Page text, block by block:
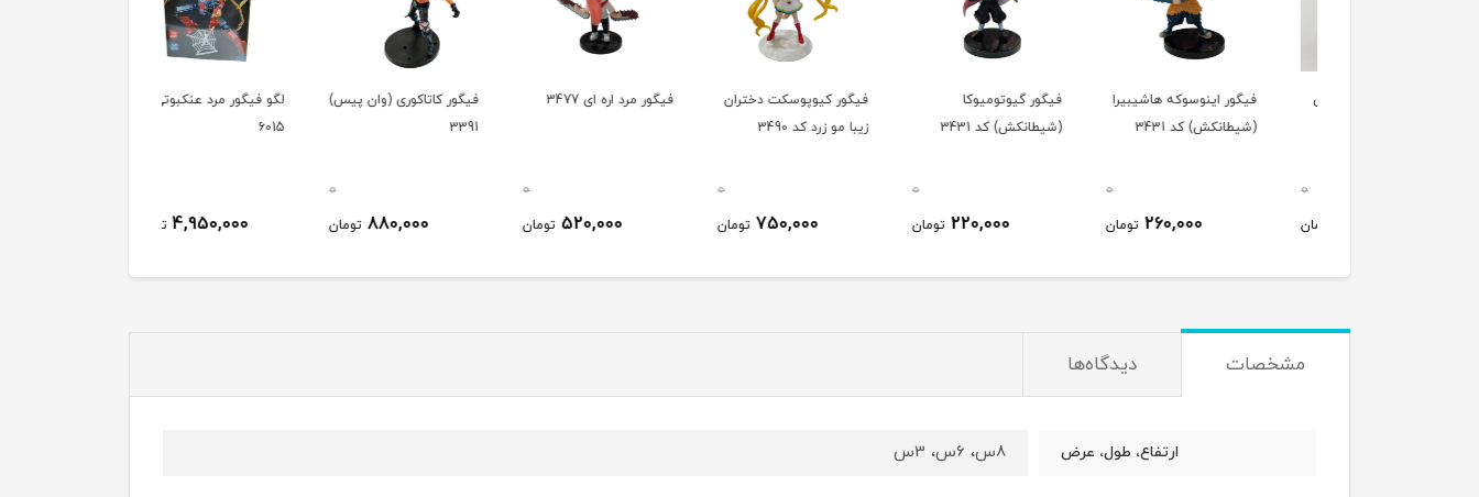
فیگور اینوسوکه هاشیبیرا
(شیطانکش) کد 3431
260,000 تومان
فیگور گیوتومیوکا
(شیطانکش) کد 3431
220,000 تومان
فیگور کیوپوسکت دختران
زیبا مو زرد کد 3490
750,000 تومان
فیگور مرد اره ای 3477
520,000 تومان
فیگور کاتاکوری (وان پیس)
880,000 تومان
لگو فیگور مرد عنکبوتی
4,950,000 تومان
مشخصات دیدگاه‌ها
ارتفاع، طول، عرض 8س، 6س، 3س